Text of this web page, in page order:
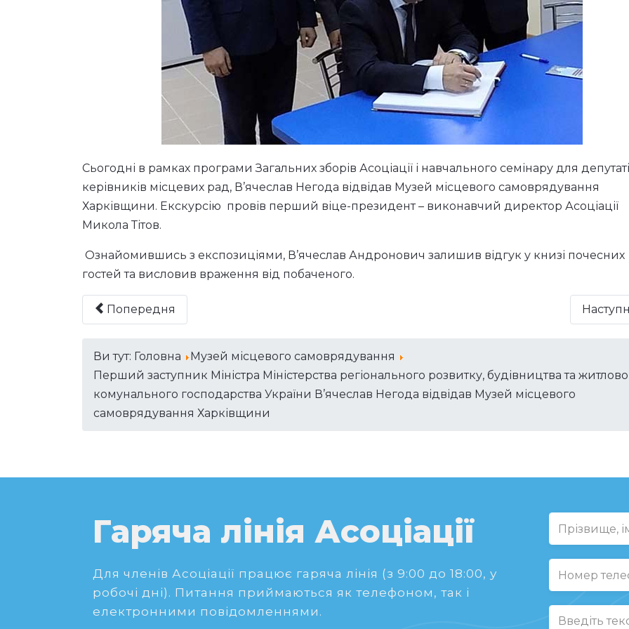
Сьогодні в рамках програми Загальних зборів Асоціації і навчального семінару для
керівників місцевих рад, В’ячеслав Негода відвідав Музей місцевого самоврядування
Харківщини. Екскурсію провів перший віце-президент – виконавчий директор Асоціації
Микола Тітов.
Ознайомившись з експозиціями, В’ячеслав Андронович залишив відгук у книзі почесних
гостей та висловив враження від побаченого.
Попередня
Ви тут: Головна
Музей місцевого самоврядування
Перший заступник Міністра Міністерства регіонального розвитку, будівництва та
комунального господарства України В’ячеслав Негода відвідав Музей місцевого
самоврядування Харківщини
Гаряча лінія Асоціації
Для членів Асоціації працює гаряча лінія (з 9:00 до 18:00, у
робочі дні). Питання приймаються як телефоном, так і
електронними повідомленнями.